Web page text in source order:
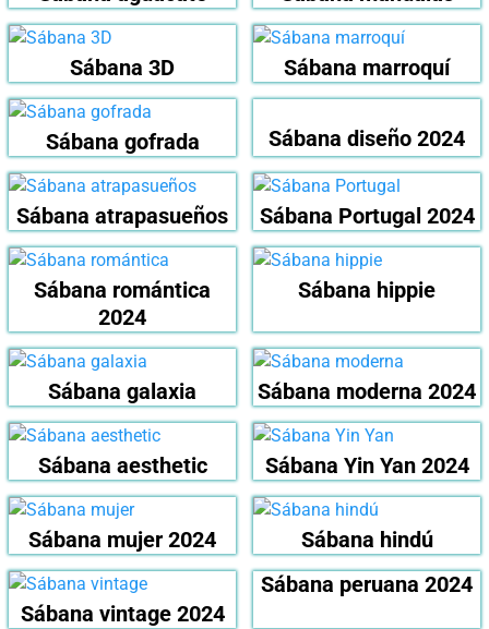
Sábana 3D Sábana marroquí
Sábana gofrada Sábana diseño 2024
Sábana atrapasueños Sábana Portugal 2024
Sábana romántica
2024
Sábana hippie
Sábana galaxia Sábana moderna 2024
Sábana aesthetic Sábana Yin Yan 2024
Sábana mujer 2024 Sábana hindú
Sábana vintage 2024
Sábana peruana 2024